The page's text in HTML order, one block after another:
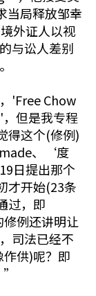
当局释放邹幸
外证人以视
与讼人差别
'Free Chow
但是我专程
得这个(修例)
、‘度
日提出那个
才开始(23条
过，即
例还讲明让
司法已经不
供)呢？即